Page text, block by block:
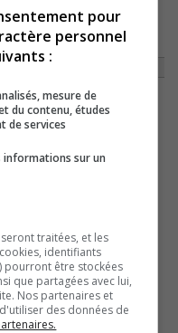
DE LA COURSE «ON
pour
personnel
:
mesure de
du contenu, études
de services
informations sur un
traitées, et les
identifiants
pourront être stockées
que partagées avec lui,
Nos partenaires et
des données de